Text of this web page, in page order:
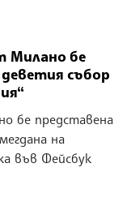
Милано бе
събор
бе представена
на
във Фейсбук